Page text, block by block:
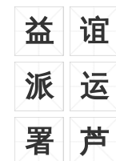
益 谊
派
运
署
芦